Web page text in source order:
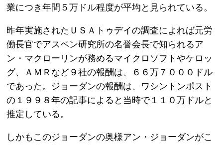
業につき年間５万ドル程度が平均と見られている。
昨年実施されたＵＳＡトゥデイの調査によれば元労
働長官でアスペン研究所の名誉会長で知られるア
ン・マクローリンが務めるマイクロソフトやケロッ
グ、ＡＭＲなど９社の報酬は、６６万７０００ドル
であった。ジョーダンの報酬は、ワシントンポスト
の１９９８年の記事によると当時で１１０万ドルと
推定している。
しかもこのジョーダンの奥様アン・ジョーダンがこ